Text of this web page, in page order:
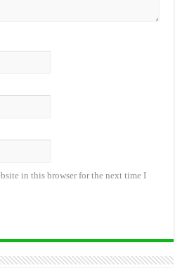
in this browser for the next time I